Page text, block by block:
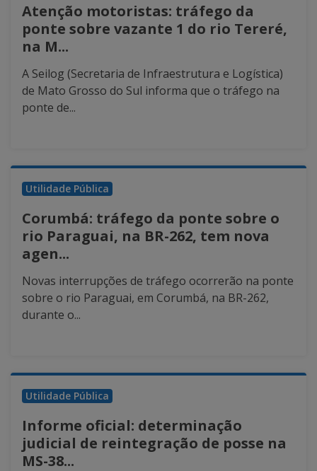
Atenção motoristas: tráfego da
ponte sobre vazante 1 do rio Tereré,
na M...
A Seilog (Secretaria de Infraestrutura e Logística)
de Mato Grosso do Sul informa que o tráfego na
ponte de...
Utilidade Pública
Corumbá: tráfego da ponte sobre o
rio Paraguai, na BR-262, tem nova
agen...
Novas interrupções de tráfego ocorrerão na ponte
sobre o rio Paraguai, em Corumbá, na BR-262,
durante o...
Utilidade Pública
Informe oficial: determinação
judicial de reintegração de posse na
MS-38...